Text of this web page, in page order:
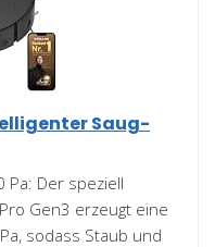
Saug-
Pa: Der speziell
Gen3 erzeugt eine
sodass Staub und